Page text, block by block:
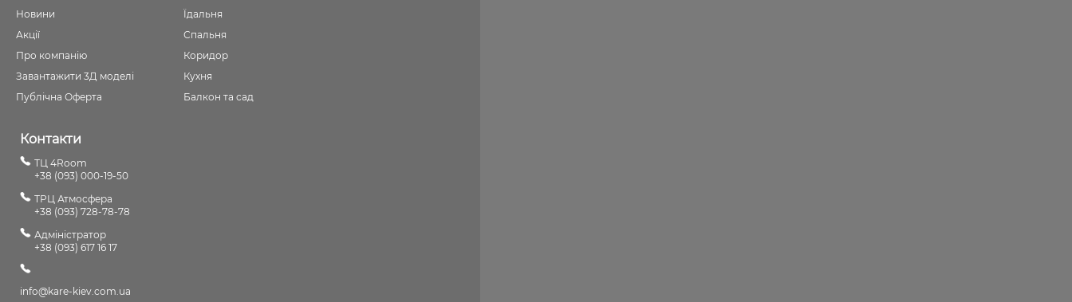
Новини
Акції
Про компанію
Завантажити 3Д моделі
Публічна Оферта
Контакти
ТЦ 4Room
+38 (093) 000-19-50
ТРЦ Атмосфера
+38 (093) 728-78-78
Адміністратор
+38 (093) 617 16 17
info@kare-kiev.com.ua
Їдальня
Спальня
Коридор
Кухня
Балкон та сад